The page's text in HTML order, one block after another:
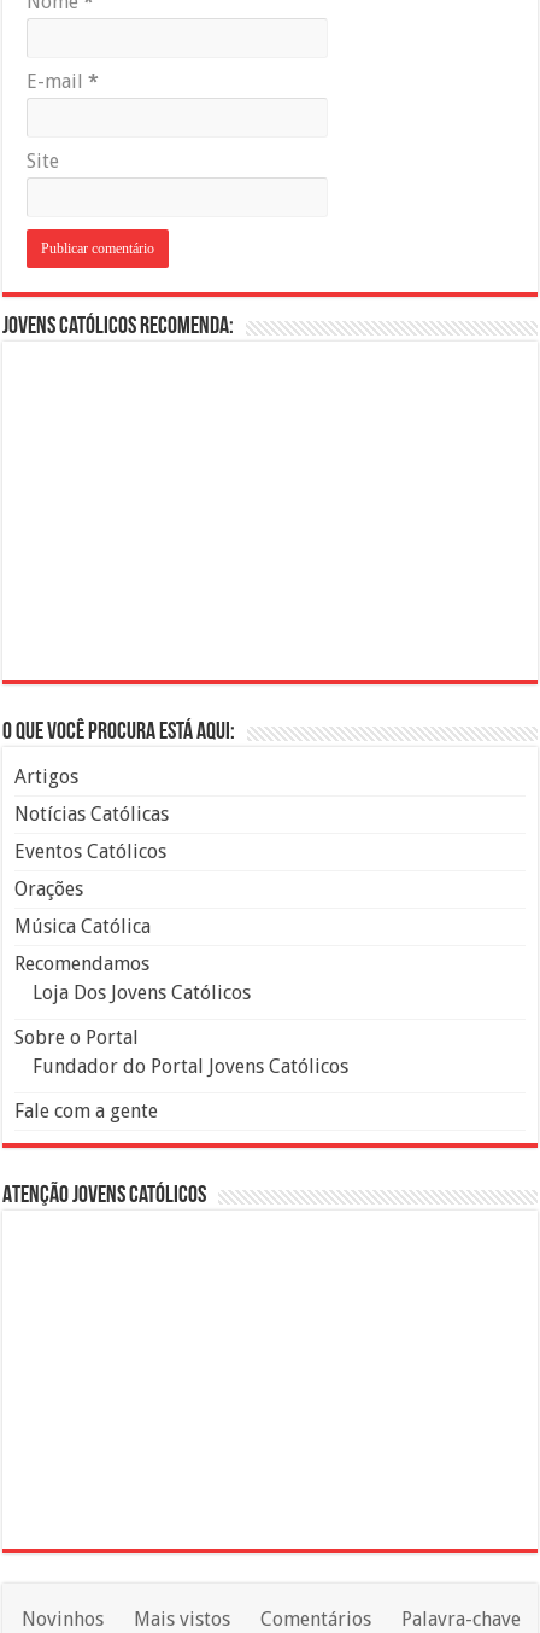
E-mail*
Site
Jovens Católicos Recomenda:
O que você procura está aqui:
Artigos
Notícias Católicas
Eventos Católicos
Orações
Música Católica
Recomendamos
Loja Dos Jovens Católicos
Sobre o Portal
Fundador do Portal Jovens Católicos
Fale com a gente
Atenção Jovens Católicos
Novinhos Mais vistos Comentários Palavra-chave